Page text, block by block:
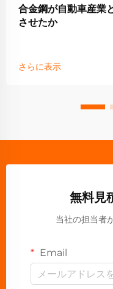
合金鋼が自動車産業
させたか
さらに表示
無料見
当社の担当者
Email